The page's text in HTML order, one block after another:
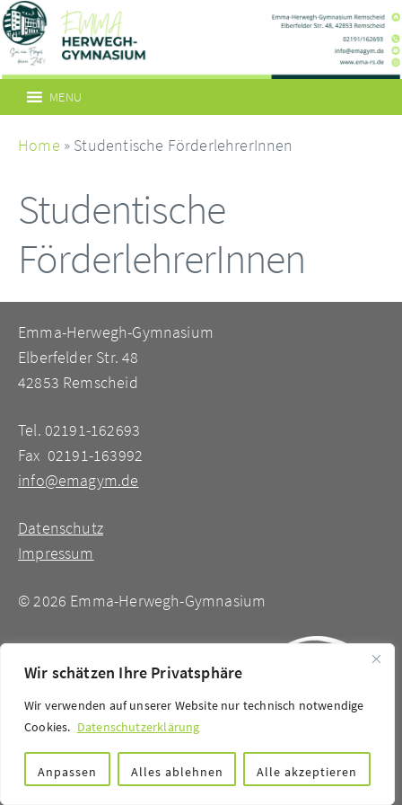
Wir schätzen Ihre Privatsphäre
Wir verwenden auf unserer Website nur technisch notwendige
Cookies. Datenschutzerklärung
Anpassen Alles ablehnen Alle akzeptieren
MENU
Home » Studentische FörderlehrerInnen
Studentische
FörderlehrerInnen
Emma-Herwegh-Gymnasium
Elberfelder Str. 48
42853 Remscheid
Tel. 02191-162693
Fax 02191-163992
info@emagym.de
Datenschutz
Impressum
© 2026 Emma-Herwegh-Gymnasium